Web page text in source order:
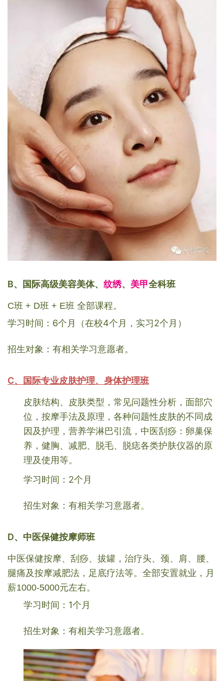
B、国际高级美容美体、 纹绣、 美甲全科班
C班 + D班 + E班 全部课程。
学习时间：6个月（在校4个月，实习2个月）
招生对象：有相关学习意愿者。
C、国际专业皮肤护理、身体护理班
皮肤结构、皮肤类型，常见问题性分析，面部穴
位，按摩手法及原理，各种问题性皮肤的不同成
因及护理，营养学淋巴引流，中医刮痧：卵巢保
养，健胸、减肥、脱毛、脱痣各类护肤仪器的原
理及使用等。
学习时间：2个月
招生对象：有相关学习意愿者。
D、中医保健按摩师班
中医保健按摩、刮痧、拔罐，治疗头、颈、肩、腰、
腿痛及按摩减肥法，足底疗法等。全部安置就业，月
薪1000-5000元左右。
学习时间：1个月
招生对象：有相关学习意愿者。